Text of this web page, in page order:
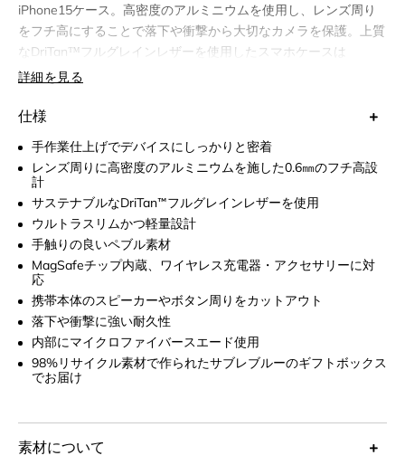
iPhone15ケース。高密度のアルミニウムを使用し、レンズ周り
をフチ高にすることで落下や衝撃から大切なカメラを保護。上質
なDriTan™フルグレインレザーを使用したスマホケースは
MagSafe機能に対応しているのでケースを付けたままワイヤレス
ナップで上品かつスタイリッシュな仕上がりに。毎日使う大切な
ホケース。
詳細を見る
仕様
手作業仕上げでデバイスにしっかりと密着
レンズ周りに高密度のアルミニウムを施した0.6㎜のフチ高設
計
サステナブルなDriTan™フルグレインレザーを使用
ウルトラスリムかつ軽量設計
手触りの良いペブル素材
MagSafeチップ内蔵、ワイヤレス充電器・アクセサリーに対
応
携帯本体のスピーカーやボタン周りをカットアウト
落下や衝撃に強い耐久性
内部にマイクロファイバースエード使用
98%リサイクル素材で作られたサブレブルーのギフトボックス
でお届け
素材について